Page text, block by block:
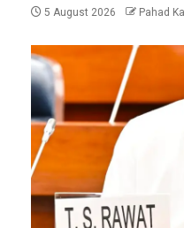
5 August 2026 Pahad